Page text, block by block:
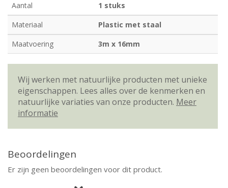
Aantal
1 stuks
Materiaal
Plastic met staal
Maatvoering
3m x 16mm
Wij werken met natuurlijke producten met unieke
eigenschappen. Lees alles over de kenmerken en
natuurlijke variaties van onze producten. Meer
informatie
Beoordelingen
Er zijn geen beoordelingen voor dit product.